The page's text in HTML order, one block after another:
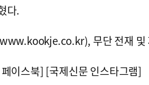
다.
무단 전재 및
이스북] [국제신문 인스타그램]